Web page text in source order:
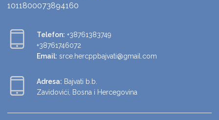
1011800073894160
Telefon: +38761383749
+38761746072
Email: srce.hercppbajvati@gmail.com
Adresa: Bajvati b.b.
Zavidovići, Bosna i Hercegovina